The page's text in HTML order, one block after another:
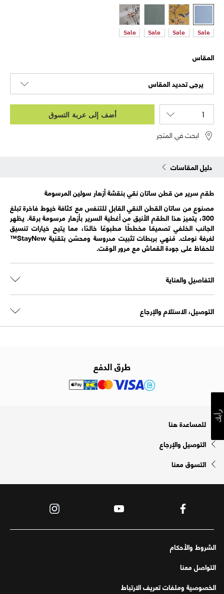
Sale
Sale
Sale
Sale
المقاس
يرجى تحديد المقاس
أضف إلى عربة التسوق
ابحث في المتجر
دليل المقاسات
طقم سرير من قطن ساتان نقي بنقشة أزهار سولين المرسومة
مصنوع من ساتان القطن النقي القابل للتنفس مع كثافة خيوط فاخرة تبلغ
300، يتميز هذا الطقم الأنيق من أغطية السرير بأزهار مرسومة برقة. يظهر
الجانب الخلفي تصميمًا مخططًا مطبوعًا خالدًا، مما يتيح خيارات تنسيق
لغرفة نومك. مُنهي بربطات تثبيت مدروسة ومحسّن بتقنية StayNew™
للحفاظ على جودة القماش مع مرور الوقت.
التفاصيل والعناية
التوصيل، الاستلام والإرجاع
طرق الدفع
للمساعدة هنا
التوصيل والإرجاع
التسوق معنا
الشروط والأحكام
التواصل معنا
الخصوصية وملفات تعريف الارتباط
رأيك